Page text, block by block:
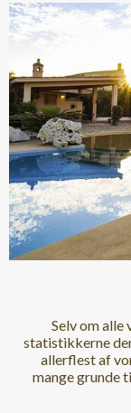
Selv om
statistikkerne
allerflest af
mange grunde